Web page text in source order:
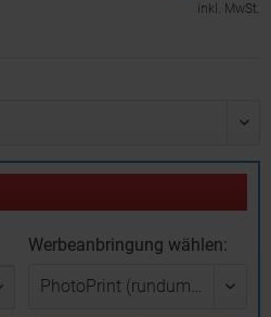
inkl. MwSt.
Werbeanbringung wählen: